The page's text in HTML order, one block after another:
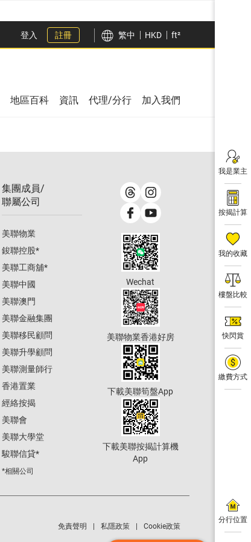
登入 註冊 繁中 HKD ft²
我是業主
按揭計算
我的收藏
樓盤比較
快閃賞
繳費方式
分行位置
地區百科 資訊 代理/分行 加入我們
集團成員/
聯屬公司
美聯物業
鋑聯控股*
美聯工商舖*
美聯中國
美聯澳門
美聯金融集團
美聯移民顧問
美聯升學顧問
美聯測量師行
香港置業
經絡按揭
美聯會
美聯大學堂
駿聯信貸*
*相關公司
Wechat
美聯物業香港好房
下載美聯筍盤App
下載美聯按揭計算機
App
免責聲明 私隱政策 Cookie政策